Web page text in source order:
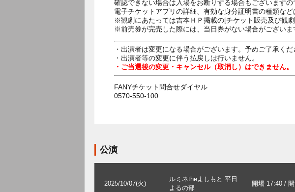
確認できない場合は入場をお断りする場合もございますの
電子チケットアプリの詳細、有効な身分証明書の種類な
※観劇にあたっては吉本ＨＰ掲載の[チケット販売及び観劇
※前売券が完売した際には、当日券がない場合がございま
・出演者は変更になる場合がございます。予めご了承くだ
・出演者等の変更に伴う払戻しは行いません。
・ご当選後の変更・キャンセル（取消し）はできません。
FANYチケット問合せダイヤル
0570-550-100
公演
2025/10/07(火)
ルミネtheよしもと 平日
よるの部
開場 17:40 /